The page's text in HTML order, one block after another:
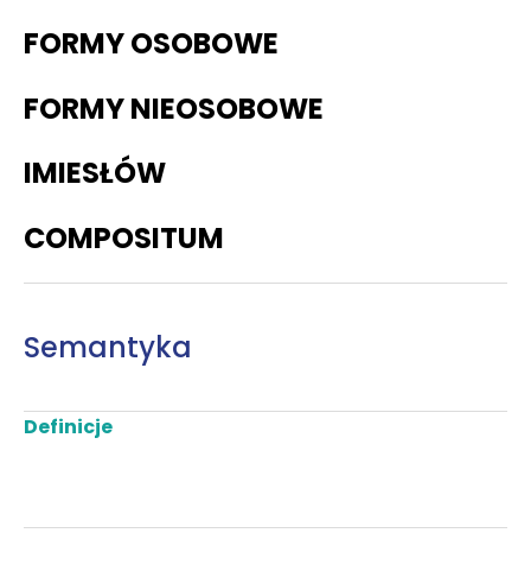
FORMY OSOBOWE
FORMY NIEOSOBOWE
IMIESŁÓW
COMPOSITUM
Semantyka
Definicje